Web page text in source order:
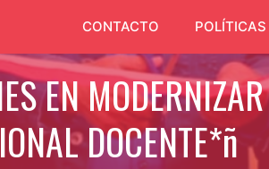
CONTACTO
EN
DOCENTE*ñ